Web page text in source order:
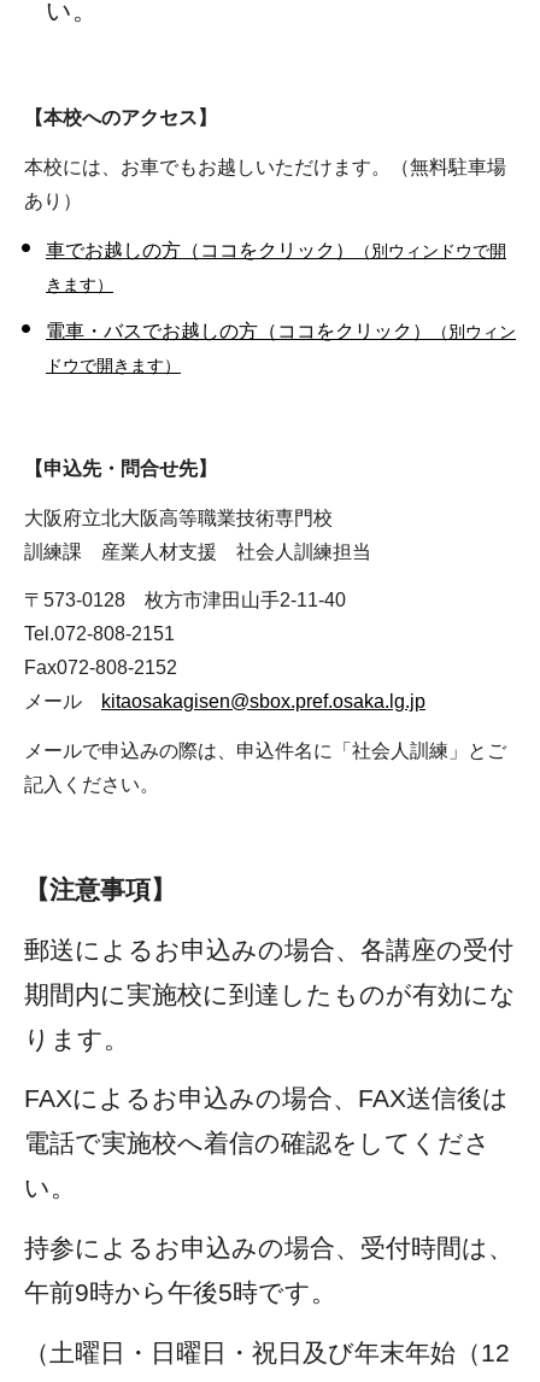
い。
【本校へのアクセス】
本校には、お車でもお越しいただけます。（無料駐車場
あり）
車でお越しの方（ココをクリック）
（別ウィンドウで開
きます）
電車・バスでお越しの方（ココをクリック）
（別ウィン
ドウで開きます）
【申込先・問合せ先】
大阪府立北大阪高等職業技術専門校
訓練課 産業人材支援 社会人訓練担当
〒573-0128 枚方市津田山手2-11-40
Tel.072-808-2151
Fax072-808-2152
メール
kitaosakagisen@sbox.pref.osaka.lg.jp
メールで申込みの際は、申込件名に「社会人訓練」とご
記入ください。
【注意事項】
郵送によるお申込みの場合、各講座の受付
期間内に実施校に到達したものが有効にな
ります。
FAXによるお申込みの場合、FAX送信後は
電話で実施校へ着信の確認をしてくださ
い。
持参によるお申込みの場合、受付時間は、
午前9時から午後5時です。
（土曜日・日曜日・祝日及び年末年始（12